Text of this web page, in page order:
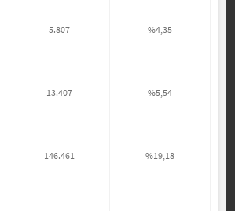
5.807 %4,35
13.407 %5,54
146.461 %19,18